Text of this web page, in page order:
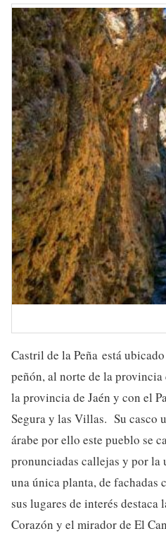
Castril de la Peña está
peñón, al norte de la
la provincia de Jaén y con el
Segura y las Villas. Su casco
árabe por ello este pueblo se
pronunciadas callejas y por la
una única planta, de fachadas
sus lugares de interés destaca
Corazón y el mirador de El